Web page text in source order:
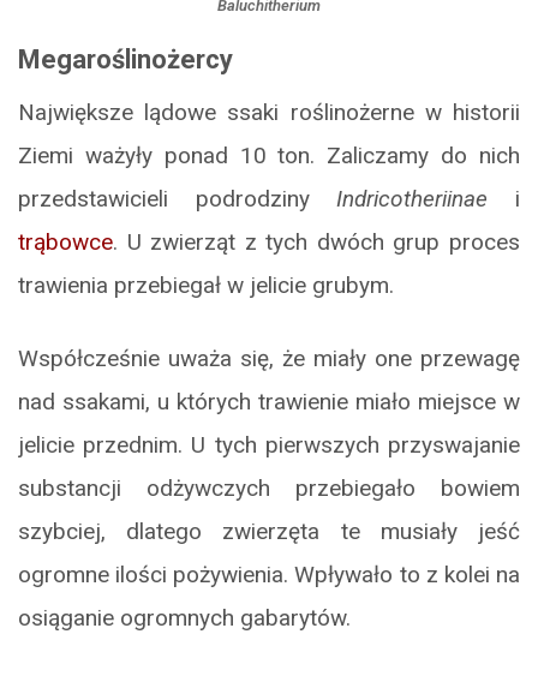
Baluchitherium
Megaroślinożercy
Największe lądowe ssaki roślinożerne w historii
Ziemi ważyły ponad 10 ton. Zaliczamy do nich
przedstawicieli podrodzinyIndricotheriinae i
trąbowce. U zwierząt z tych dwóch grup proces
trawienia przebiegał w jelicie grubym.
Współcześnie uważa się, że miały one przewagę
nad ssakami, u których trawienie miało miejsce w
jelicie przednim. U tych pierwszych przyswajanie
substancji odżywczych przebiegało bowiem
szybciej, dlatego zwierzęta te musiały jeść
ogromne ilości pożywienia. Wpływało to z kolei na
osiąganie ogromnych gabarytów.